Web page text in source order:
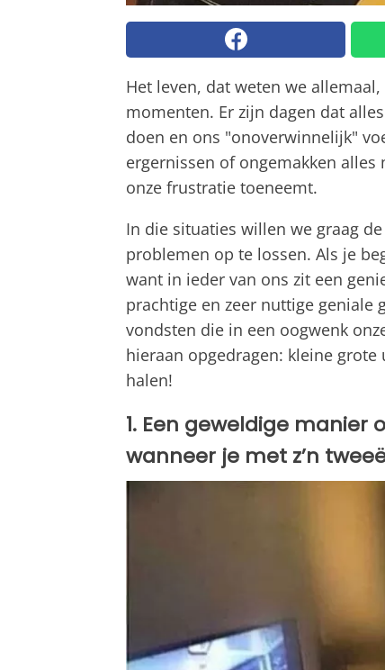
Het leven, dat weten we
momenten. Er zijn dagen dat
doen en ons "onoverwinnelijk"
ergernissen of ongemakken
onze frustratie toeneemt.
In die situaties willen we graag
problemen op te lossen. Als je
want in ieder van ons zit een
prachtige en zeer nuttige geniale
vondsten die in een oogwenk
hieraan opgedragen: kleine
halen!
1. Een geweldige
wanneer je met z’n